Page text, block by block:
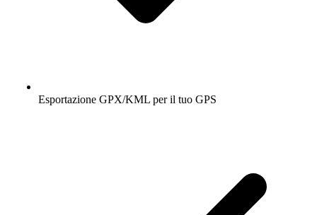
Esportazione GPX/KML per il tuo GPS